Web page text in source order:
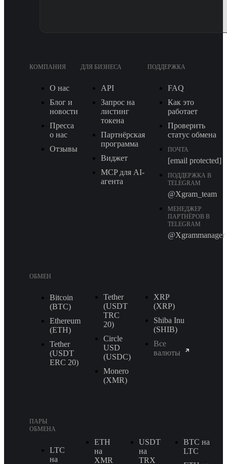
КОМПАНИЯ
О нас
Блог и
новости
Пресса
о нас
Отзывы
ДЛЯ БИЗНЕСА
API
Запрос на
листинг
токена
Партнёрская
программа
Виджет
MCP для AI-
агента
ПОДДЕРЖКА
FAQ
Как это
работает
Проверить
статус обмена
ПОЧТА
[email protected]
ПОДДЕРЖКА В
TELEGRAM
@Xgram_team
МЕНЕДЖЕР
ПАРТНЁРОВ В
TELEGRAM
@Xgrammanager
ОБМЕН
Bitcoin
(BTC)
Ethereum
(ETH)
Tether
(USDT
ERС 20)
Tether
(USDT
TRС
20)
Circle
USD
(USDC)
Monero
(XMR)
XRP
(XRP)
Shiba Inu
(SHIB)
Все
валюты
ПАРЫ
ОБМЕНА
LTC
на
ETH
на
XMR
USDT
на
TRX
BTC на
LTC